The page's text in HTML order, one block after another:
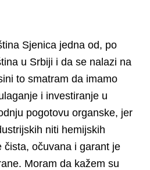
Sjenica jedna od, po
u Srbiji i da se nalazi na
to smatram da imamo
i investiranje u
pogotovu organske, jer
niti hemijskih
čista, očuvana i garant je
Moram da kažem su